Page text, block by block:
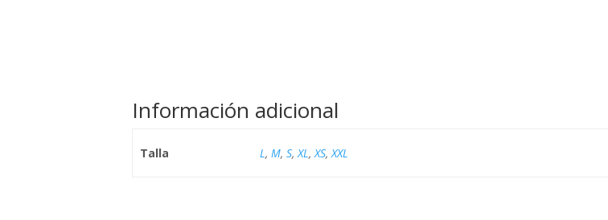
Información adicional
Talla L, M, S,XL,XS,XXL